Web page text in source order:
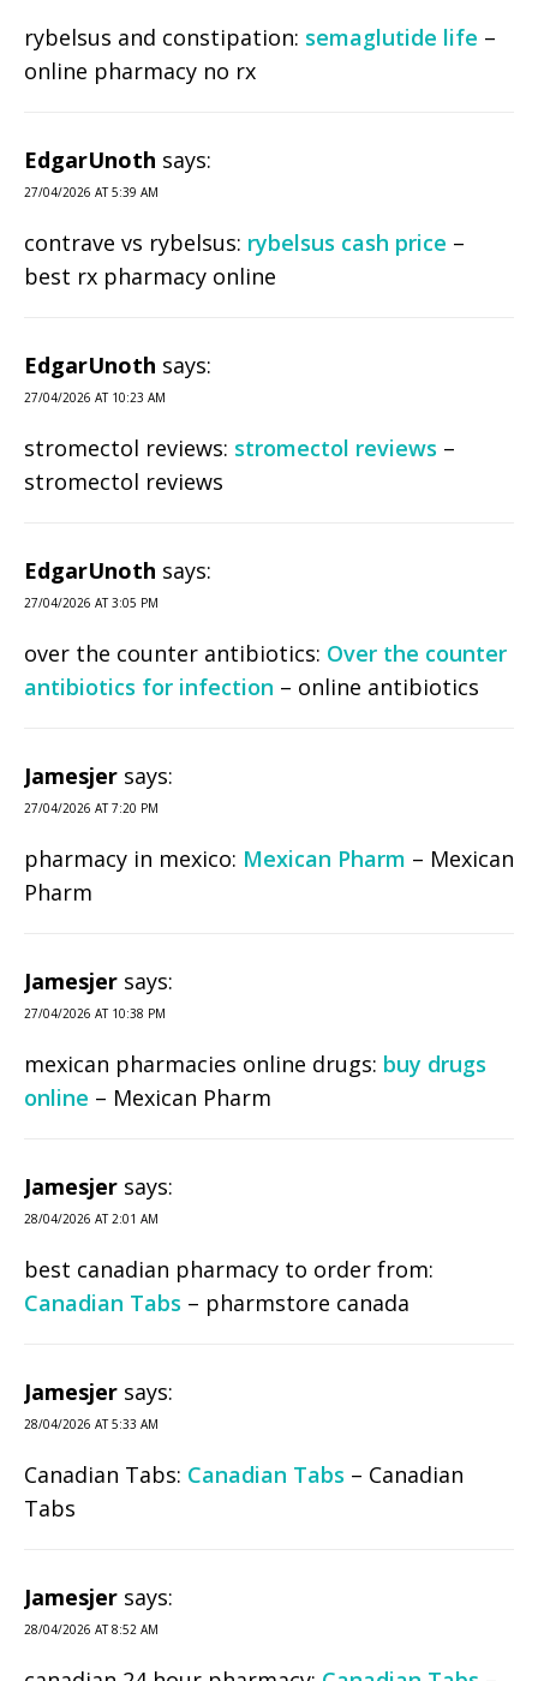
rybelsus and constipation: semaglutide life –
online pharmacy no rx
EdgarUnoth says:
27/04/2026 AT 5:39 AM
contrave vs rybelsus: rybelsus cash price –
best rx pharmacy online
EdgarUnoth says:
27/04/2026 AT 10:23 AM
stromectol reviews: stromectol reviews –
stromectol reviews
EdgarUnoth says:
27/04/2026 AT 3:05 PM
over the counter antibiotics: Over the counter
antibiotics for infection – online antibiotics
Jamesjer says:
27/04/2026 AT 7:20 PM
pharmacy in mexico: Mexican Pharm – Mexican
Pharm
Jamesjer says:
27/04/2026 AT 10:38 PM
mexican pharmacies online drugs: buy drugs
online – Mexican Pharm
Jamesjer says:
28/04/2026 AT 2:01 AM
best canadian pharmacy to order from:
Canadian Tabs – pharmstore canada
Jamesjer says:
28/04/2026 AT 5:33 AM
Canadian Tabs: Canadian Tabs – Canadian
Tabs
Jamesjer says:
28/04/2026 AT 8:52 AM